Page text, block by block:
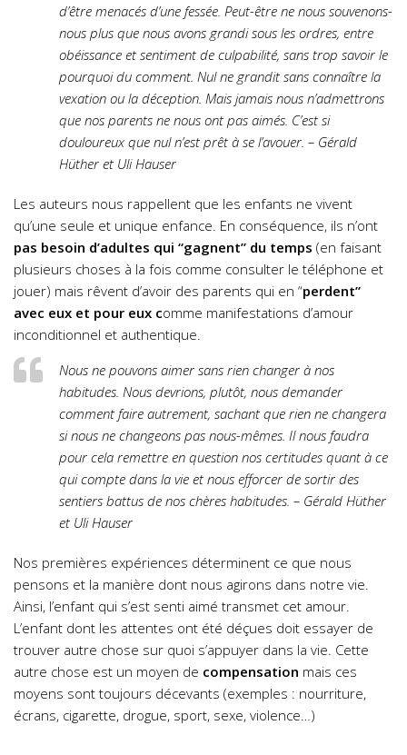
d’être menacés d’une fessée. Peut-être ne nous souvenons-
nous plus que nous avons grandi sous les ordres, entre
obéissance et sentiment de culpabilité, sans trop savoir le
pourquoi du comment. Nul ne grandit sans connaître la
vexation ou la déception. Mais jamais nous n’admettrons
que nos parents ne nous ont pas aimés. C’est si
douloureux que nul n’est prêt à se l’avouer. – Gérald
Hüther et Uli Hauser
Les auteurs nous rappellent que les enfants ne vivent
qu’une seule et unique enfance. En conséquence, ils n’ont
pas besoin d’adultes qui “gagnent” du temps (en faisant
plusieurs choses à la fois comme consulter le téléphone et
jouer) mais rêvent d’avoir des parents qui en “perdent”
avec eux et pour eux comme manifestations d’amour
inconditionnel et authentique.
Nous ne pouvons aimer sans rien changer à nos
habitudes. Nous devrions, plutôt, nous demander
comment faire autrement, sachant que rien ne changera
si nous ne changeons pas nous-mêmes. Il nous faudra
pour cela remettre en question nos certitudes quant à ce
qui compte dans la vie et nous efforcer de sortir des
sentiers battus de nos chères habitudes. – Gérald Hüther
et Uli Hauser
Nos premières expériences déterminent ce que nous
pensons et la manière dont nous agirons dans notre vie.
Ainsi, l’enfant qui s’est senti aimé transmet cet amour.
L’enfant dont les attentes ont été déçues doit essayer de
trouver autre chose sur quoi s’appuyer dans la vie. Cette
autre chose est un moyen de compensation mais ces
moyens sont toujours décevants (exemples : nourriture,
écrans, cigarette, drogue, sport, sexe, violence…)